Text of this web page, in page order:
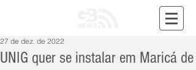
UNIG quer se instalar em Maricá de
27 de dez. de 2022